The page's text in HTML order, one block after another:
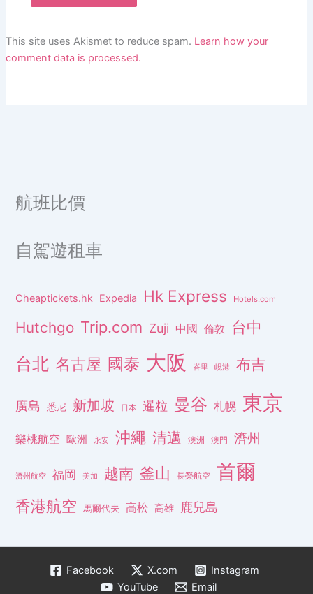
This site uses Akismet to reduce spam. Learn how your
comment data is processed.
航班比價
自駕遊租車
Cheaptickets.hk Expedia Hk Express Hotels.com
Hutchgo Trip.com Zuji 中國 倫敦 台中
台北 名古屋 國泰 大阪 峇里 峴港 布吉
廣島 悉尼 新加坡 日本 暹粒 曼谷 札幌 東京
樂桃航空 歐洲 永安 沖繩 清邁 澳洲 澳門 濟州
濟州航空 福岡 美加 越南 釜山 長榮航空 首爾
香港航空 馬爾代夫 高松 高雄 鹿兒島
Facebook X.com
Instagram
YouTube
Email